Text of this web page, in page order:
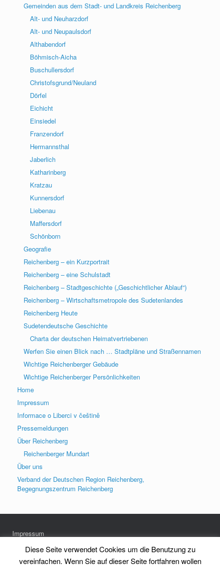
Gemeinden aus dem Stadt- und Landkreis Reichenberg
Alt- und Neuharzdorf
Alt- und Neupaulsdorf
Althabendorf
Böhmisch-Aicha
Buschullersdorf
Christofsgrund/Neuland
Dörfel
Eichicht
Einsiedel
Franzendorf
Hermannsthal
Jaberlich
Katharinberg
Kratzau
Kunnersdorf
Liebenau
Maffersdorf
Schönborn
Geografie
Reichenberg – ein Kurzportrait
Reichenberg – eine Schulstadt
Reichenberg – Stadtgeschichte („Geschichtlicher Ablauf“)
Reichenberg – Wirtschaftsmetropole des Sudetenlandes
Reichenberg Heute
Sudetendeutsche Geschichte
Charta der deutschen Heimatvertriebenen
Werfen Sie einen Blick nach … Stadtpläne und Straßennamen
Wichtige Reichenberger Gebäude
Wichtige Reichenberger Persönlichkeiten
Home
Impressum
Informace o Liberci v češtině
Pressemeldungen
Über Reichenberg
Reichenberger Mundart
Über uns
Verband der Deutschen Region Reichenberg,
Begegnungszentrum Reichenberg
Impressum
Datenschutz
Diese Seite verwendet Cookies um die Benutzung zu
vereinfachen. Wenn Sie auf dieser Seite fortfahren wollen